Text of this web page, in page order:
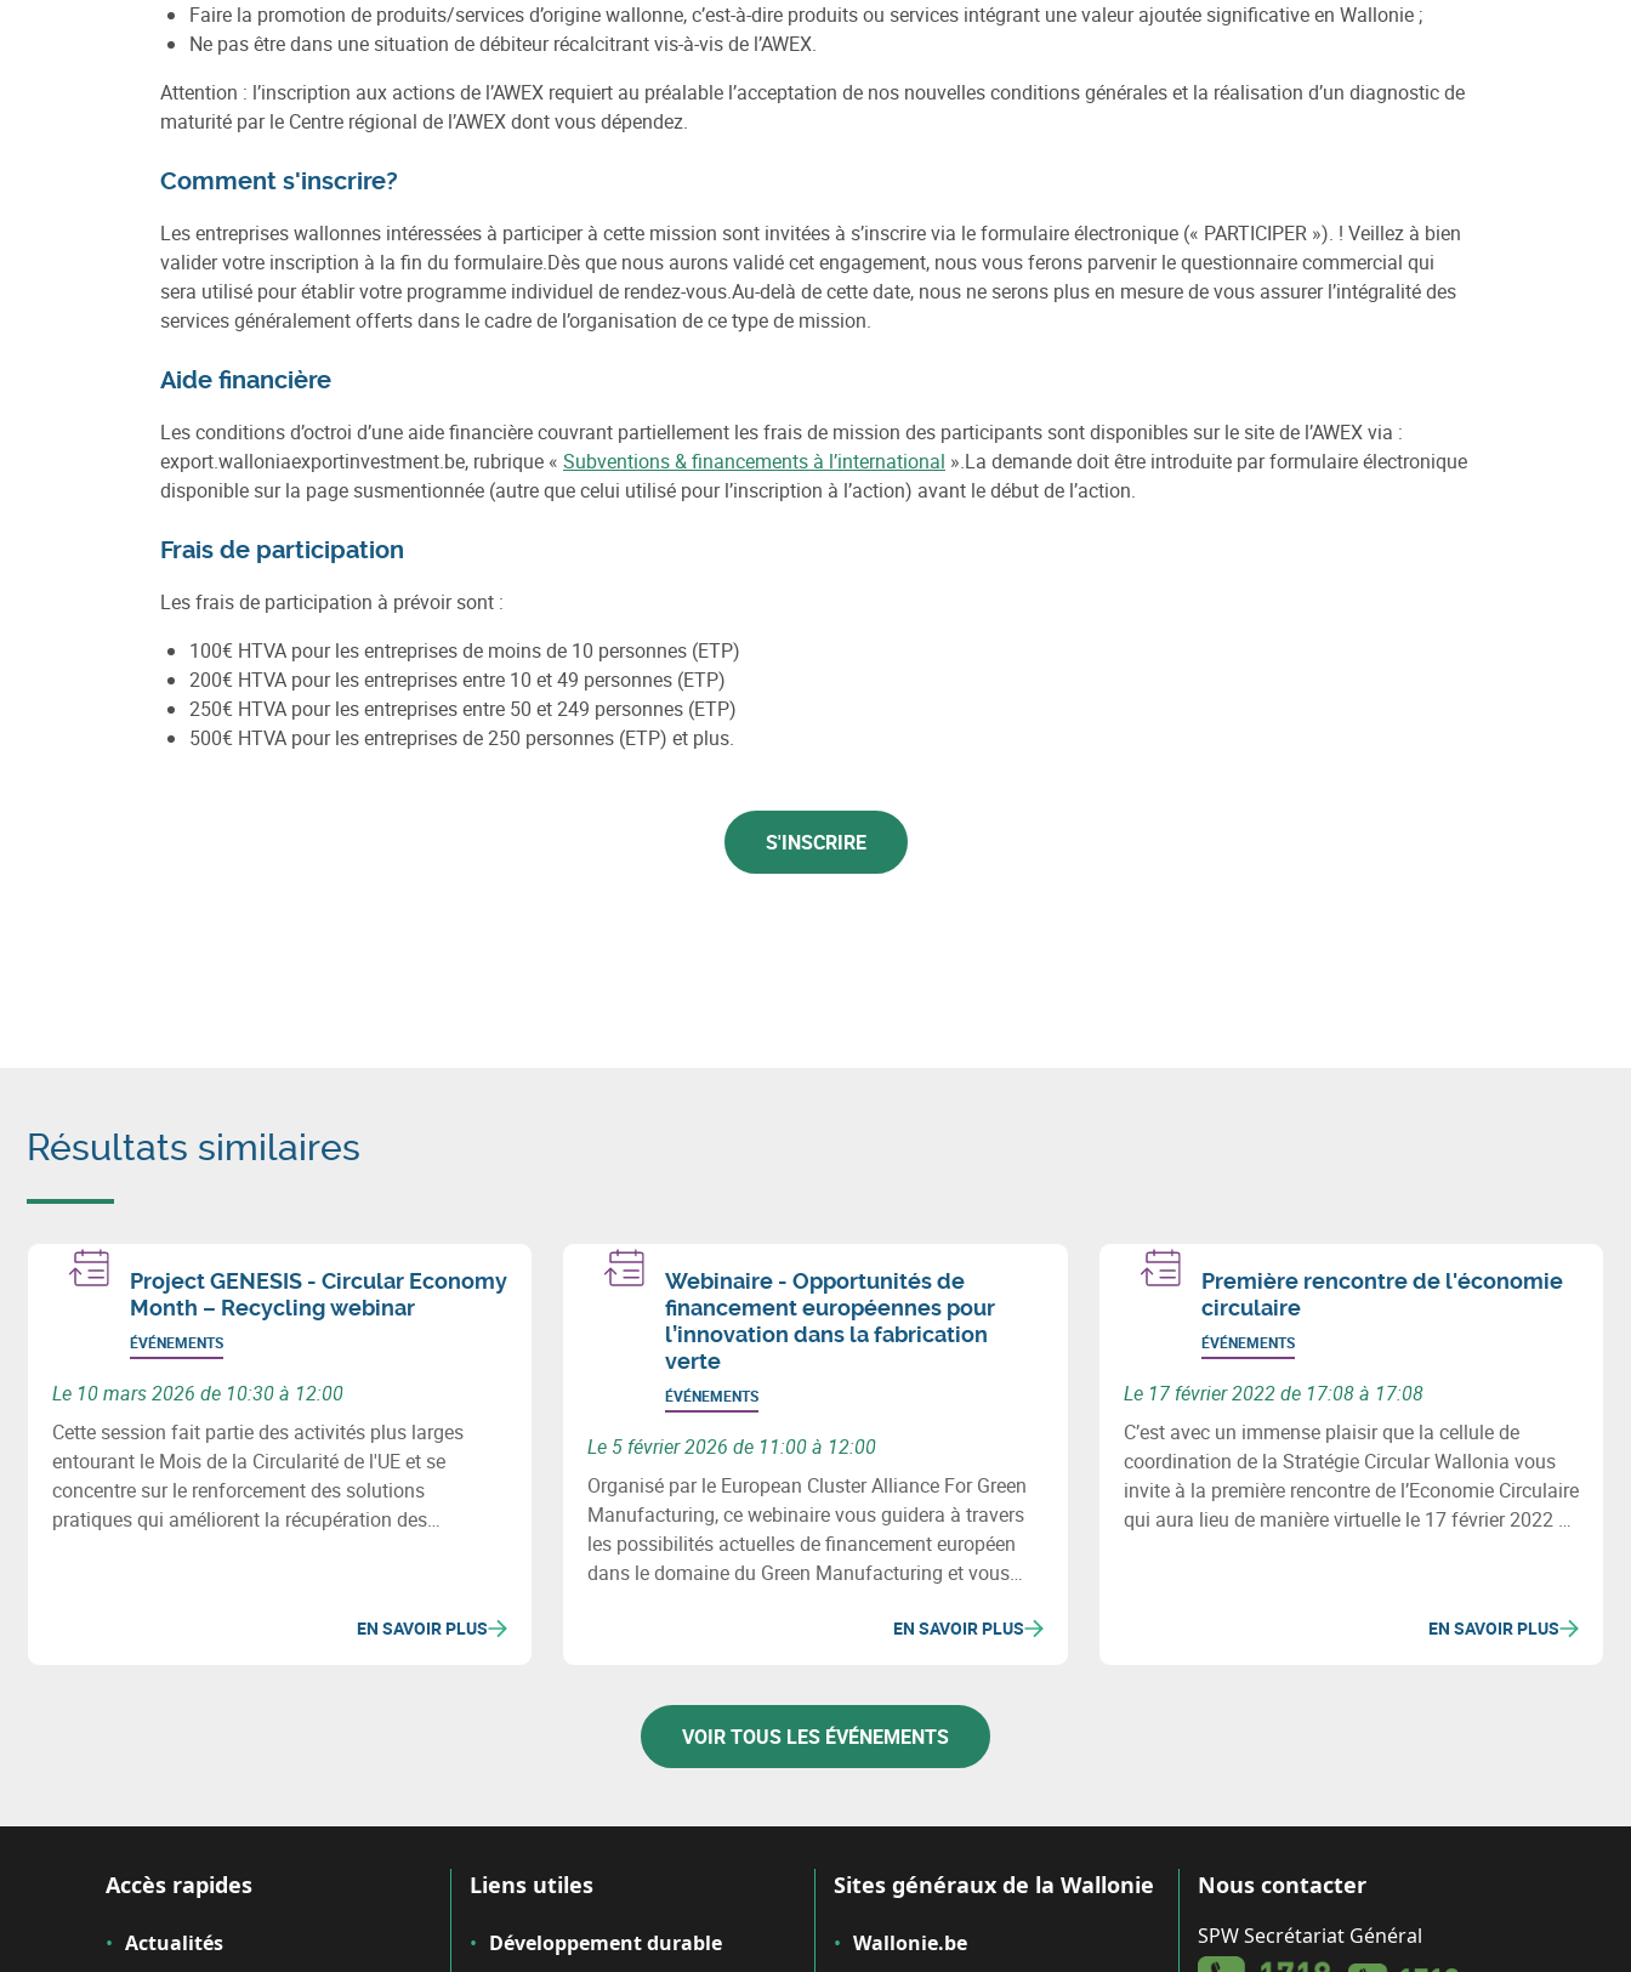
Faire la promotion de produits/services d’origine wallonne, c’est-à-dire produits ou services intégrant une valeur ajoutée significative en Wallonie ;
Ne pas être dans une situation de débiteur récalcitrant vis-à-vis de l’AWEX.
Attention : l’inscription aux actions de l’AWEX requiert au préalable l’acceptation de nos nouvelles conditions générales et la réalisation d’un diagnostic de
maturité par le Centre régional de l’AWEX dont vous dépendez.
Comment s'inscrire?
Les entreprises wallonnes intéressées à participer à cette mission sont invitées à s’inscrire via le formulaire électronique (« PARTICIPER »). ! Veillez à bien
valider votre inscription à la fin du formulaire.Dès que nous aurons validé cet engagement, nous vous ferons parvenir le questionnaire commercial qui
sera utilisé pour établir votre programme individuel de rendez-vous.Au-delà de cette date, nous ne serons plus en mesure de vous assurer l’intégralité des
services généralement offerts dans le cadre de l’organisation de ce type de mission.
Aide financière
Les conditions d’octroi d’une aide financière couvrant partiellement les frais de mission des participants sont disponibles sur le site de l’AWEX via :
export.walloniaexportinvestment.be, rubrique « Subventions & financements à l’international ».La demande doit être introduite par formulaire électronique
disponible sur la page susmentionnée (autre que celui utilisé pour l’inscription à l’action) avant le début de l’action.
Frais de participation
Les frais de participation à prévoir sont :
100€ HTVA pour les entreprises de moins de 10 personnes (ETP)
200€ HTVA pour les entreprises entre 10 et 49 personnes (ETP)
250€ HTVA pour les entreprises entre 50 et 249 personnes (ETP)
500€ HTVA pour les entreprises de 250 personnes (ETP) et plus.
S'INSCRIRE
Résultats similaires
Project GENESIS - Circular Economy
Month – Recycling webinar
ÉVÉNEMENTS
Le 10 mars 2026 de 10:30 à 12:00
Cette session fait partie des activités plus larges
entourant le Mois de la Circularité de l'UE et se
concentre sur le renforcement des solutions
pratiques qui améliorent la récupération des
EN SAVOIR PLUS
Webinaire - Opportunités de
financement européennes pour
l’innovation dans la fabrication
verte
ÉVÉNEMENTS
Le 5 février 2026 de 11:00 à 12:00
Organisé par le European Cluster Alliance For Green
Manufacturing, ce webinaire vous guidera à travers
les possibilités actuelles de financement européen
dans le domaine du Green Manufacturing et vous
pratiques nécessaires pour y accéder.EN SAVOIR PLUS
Première rencontre de l'économie
circulaire
ÉVÉNEMENTS
Le 17 février 2022 de 17:08 à 17:08
C’est avec un immense plaisir que la cellule de
coordination de la Stratégie Circular Wallonia vous
invite à la première rencontre de l’Economie Circulaire
qui aura lieu de manière virtuelle le 17 février 2022 de
EN SAVOIR PLUS
VOIR TOUS LES ÉVÉNEMENTS
Accès rapides
Actualités
Liens utiles
Développement durable
Sites généraux de la Wallonie
Wallonie.be
Nous contacter
SPW Secrétariat Général